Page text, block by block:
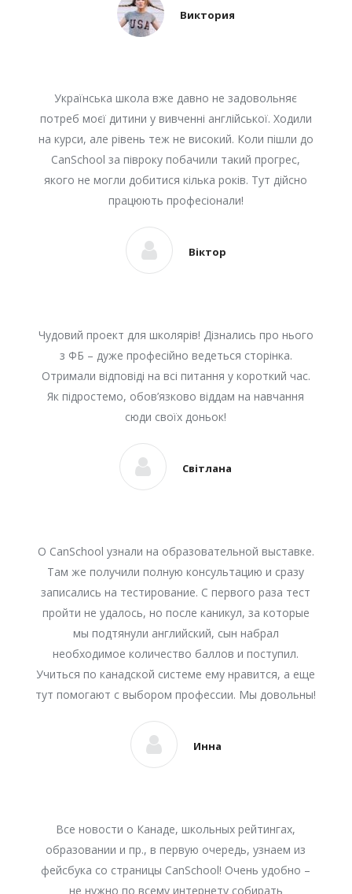
Виктория
Українська школа вже давно не задовольняє
потреб моєї дитини у вивченні англійської. Ходили
на курси, але рівень теж не високий. Коли пішли до
CanSchool за півроку побачили такий прогрес,
якого не могли добитися кілька років. Тут дійсно
працюють професіонали!
Віктор
Чудовий проект для школярів! Дізнались про нього
з ФБ – дуже професійно ведеться сторінка.
Отримали відповіді на всі питання у короткий час.
Як підростемо, обов’язково віддам на навчання
сюди своїх доньок!
Світлана
О CanSchool узнали на образовательной выставке.
Там же получили полную консультацию и сразу
записались на тестирование. С первого раза тест
пройти не удалось, но после каникул, за которые
мы подтянули английский, сын набрал
необходимое количество баллов и поступил.
Учиться по канадской системе ему нравится, а еще
тут помогают с выбором профессии. Мы довольны!
Инна
Все новости о Канаде, школьных рейтингах,
образовании и пр., в первую очередь, узнаем из
фейсбука со страницы CanSchool! Очень удобно –
не нужно по всему интернету собирать